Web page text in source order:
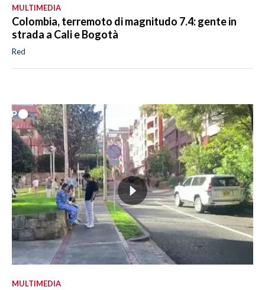
MULTIMEDIA
Colombia, terremoto di magnitudo 7.4: gente in
strada a Cali e Bogotà
Red
MULTIMEDIA